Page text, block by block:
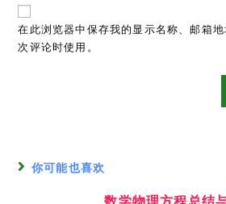
comment
URL
(optional)
在此浏览器中保存我的显示名称、邮箱
次评论时使用。
你可能也喜欢